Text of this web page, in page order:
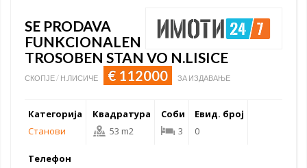
SE PRODAVA
FUNKCIONALEN
TROSOBEN STAN VO N.LISICE
СКОПЈЕ / Н.ЛИСИЧЕ € 112000 ЗА ИЗДАВАЊЕ
Категорија
Станови
Квадратура
53 m2
Соби
3
Евид. број
0
Телефон